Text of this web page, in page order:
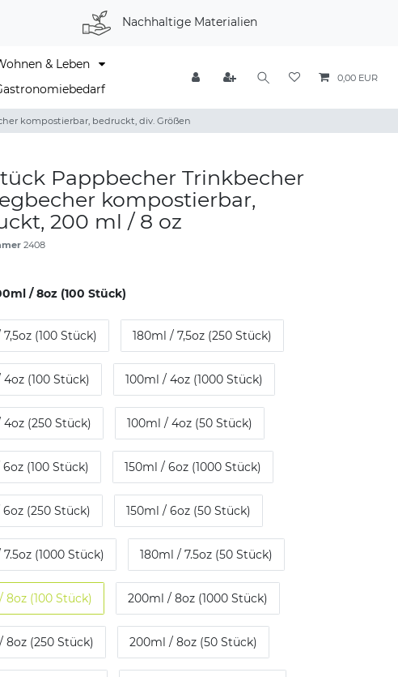
Nachhaltige Materialien
& Leben
0,00 EUR
kompostierbar, bedruckt, div. Größen
Pappbecher Trinkbecher
kompostierbar,
200 ml / 8 oz
2408
/ 8oz (100 Stück)
(100 Stück) 180ml / 7,5oz (250 Stück)
(100 Stück) 100ml / 4oz (1000 Stück)
4oz (250 Stück) 100ml / 4oz (50 Stück)
(100 Stück) 150ml / 6oz (1000 Stück)
6oz (250 Stück) 150ml / 6oz (50 Stück)
(1000 Stück) 180ml / 7.5oz (50 Stück)
8oz (100 Stück) 200ml / 8oz (1000 Stück)
8oz (250 Stück) 200ml / 8oz (50 Stück)